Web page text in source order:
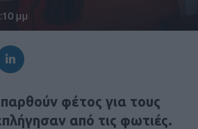
μμ
φέτος για τους
από τις φωτιές.